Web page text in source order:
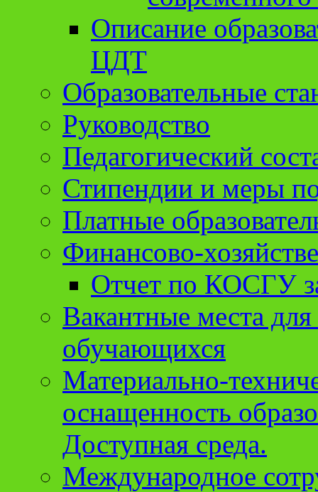
Описание
ЦДТ
Образовательные
Руководство
Педагогический
Стипендии и меры
Платные
Финансово-
Отчет по КОСГУ
Вакантные места
обучающихся
Материально-
оснащенность
Доступная среда.
Международное